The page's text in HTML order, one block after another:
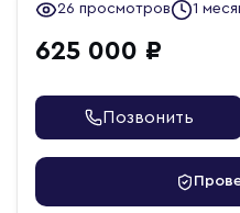
26 просмотров 1
625 000 ₽
Позвонить